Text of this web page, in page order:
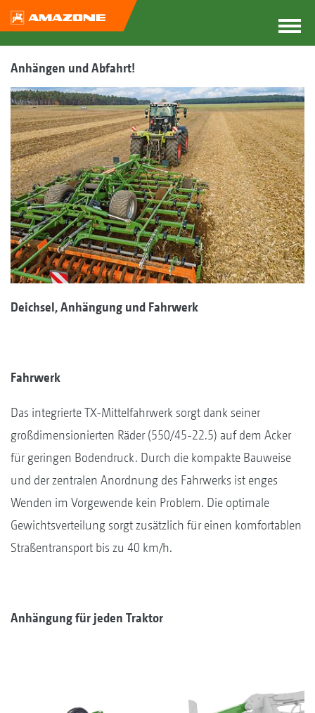
Anhängen und Abfahrt!
Deichsel, Anhängung und Fahrwerk
Fahrwerk
Das integrierte TX-Mittelfahrwerk sorgt dank seiner
großdimensionierten Räder (550/45-22.5) auf dem Acker
für geringen Bodendruck. Durch die kompakte Bauweise
und der zentralen Anordnung des Fahrwerks ist enges
Wenden im Vorgewende kein Problem. Die optimale
Gewichtsverteilung sorgt zusätzlich für einen komfortablen
Straßentransport bis zu 40 km/h.
Anhängung für jeden Traktor